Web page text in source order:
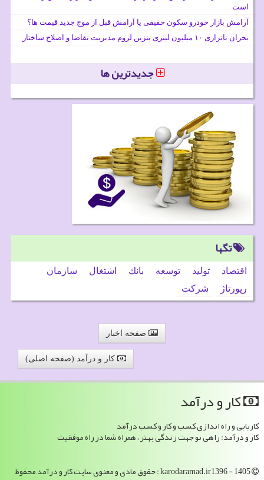
است
آرامش بازار خودرو سکون حقیقی یا آرامش قبل از موج جدید قیمت ها؟
بحران ناترازی ۱۰ میلیون لیتری بنزین لزوم مدیریت تقاضا و اصلاح ساختار
جدیدترین ها
تگها
اقتصاد تولید توسعه بانك اشتغال
سازمان
رپورتاژ
شركت
صفحه اخبار
کار و درآمد (صفحه اصلی)
كار و درآمد
کاریابی و راه اندازی کسب و کار و کسب درآمد
کار و درآمد: راهی نو جهت زندگی بهتر ، همراه شما در راه موفقیت
karodaramad.ir1396 - 1405 : حقوق مادی و معنوی سایت كار و درآمد محفوظ